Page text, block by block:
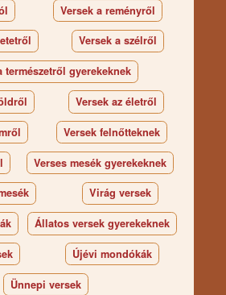
Versek a reményről
Versek a szélről
természetről gyerekeknek
Versek az életről
Versek felnőtteknek
Verses mesék gyerekeknek
Virág versek
Állatos versek gyerekeknek
Újévi mondókák
Ünnepi versek